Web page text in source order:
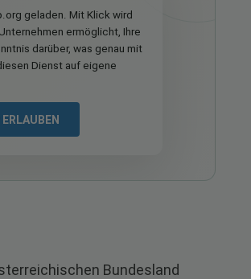
geladen. Mit Klick wird
ermöglicht, Ihre
darüber, was genau mit
Dienst auf eigene
Bundesland